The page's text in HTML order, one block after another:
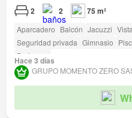
2 2 75 m²
Aparcadero Balcón Jacuzzi
Seguridad privada Gimnasio
Barbecue
Hace 3 días
GRUPO MOMENTO ZERO